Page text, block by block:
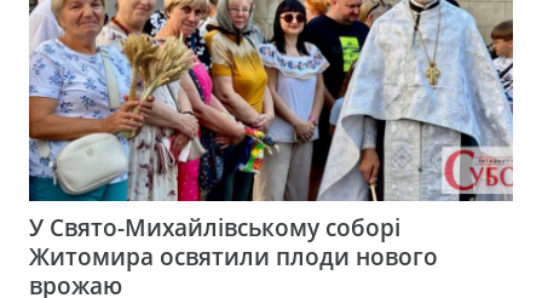
У Свято-Михайлівському соборі
Житомира освятили плоди нового
врожаю